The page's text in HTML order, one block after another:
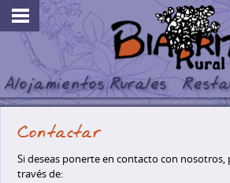
Contactar
Si deseas ponerte en contacto con nosotros,
través de: